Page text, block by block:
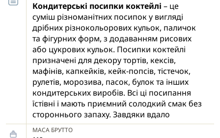
Кондитерські посипки коктейлі – це
суміш різноманітних посипок у вигляді
дрібних різнокольорових кульок, паличок
та фігурних форм, з додаванням рисових
або цукрових кульок. Посипки коктейлі
призначені для декору тортів, кексів,
мафінів, капкейків, кейк-попсів, тістечок,
рулетів, морозива, пасок, булок та інших
кондитерських виробів. Всі ці посипання
їстівні і мають приємний солодкий смак без
стороннього запаху. Завдяки вдало
підібраним кольорам і різноманітності
МАСА БРУТТО